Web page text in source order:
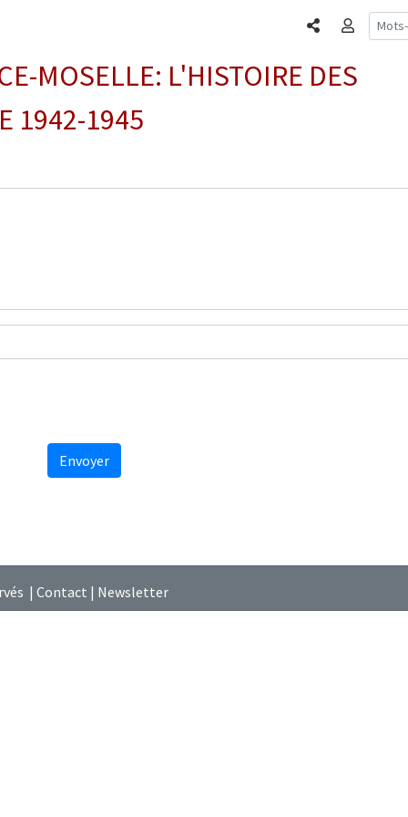
PartagerConnexion
MOSELLE: L'HISTOIRE DES
1942-1945
Envoyer
| Contact | Newsletter